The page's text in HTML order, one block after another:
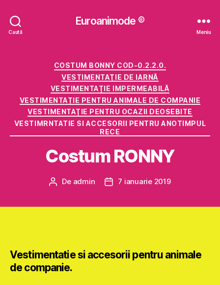
Caută
Euroanimode ®
Meniu
Categorii
COSTUM BONNY COD-0.2.2.0.
VESTIMENTAŢIE DE IARNĂ
VESTIMENTAŢIE IMPERMEABILĂ
VESTIMENTAȚIE PENTRU ANIMALE DE COMPANIE
VESTIMENTAŢIE PENTRU OCAZII DEOSEBITE
VESTIMRNTATIE SI ACCESORII PENTRU ANOTIMPUL
RECE
Costum RONNY
Autor
De admin
Dată7 ianuarie 2019
Vestimentatie si accesorii pentru animale
de companie.